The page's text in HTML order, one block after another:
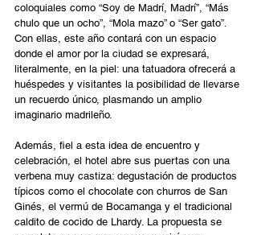
coloquiales como “Soy de Madrí, Madrí”, “Más
chulo que un ocho”, “Mola mazo” o “Ser gato”.
Con ellas, este año contará con un espacio
donde el amor por la ciudad se expresará,
literalmente, en la piel: una tatuadora ofrecerá a
huéspedes y visitantes la posibilidad de llevarse
un recuerdo único, plasmando un amplio
imaginario madrileño.
Además, fiel a esta idea de encuentro y
celebración, el hotel abre sus puertas con una
verbena muy castiza: degustación de productos
típicos como el chocolate con churros de San
Ginés, el vermú de Bocamanga y el tradicional
caldito de cocido de Lhardy. La propuesta se